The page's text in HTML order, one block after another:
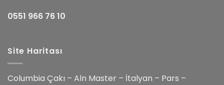
0551 966 76 10
Site Haritası
Columbia Çakı – Aln Master – İtalyan – Pars –